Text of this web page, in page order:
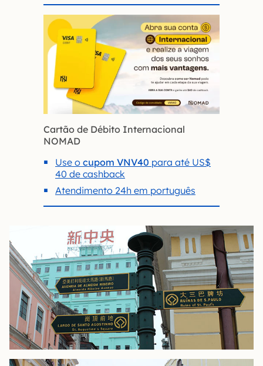
Cartão de Débito Internacional
NOMAD
Use o cupom VNV40 para até US$
40 de cashback
Atendimento 24h em português